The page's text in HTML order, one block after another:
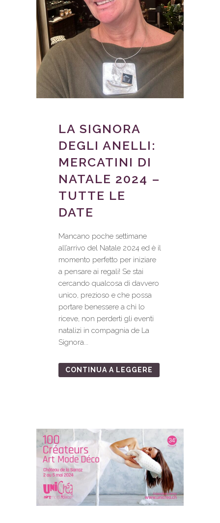
LA SIGNORA
DEGLI ANELLI:
MERCATINI DI
NATALE 2024 –
TUTTE LE
DATE
Mancano poche settimane
all’arrivo del Natale 2024 ed è il
momento perfetto per iniziare
a pensare ai regali! Se stai
cercando qualcosa di davvero
unico, prezioso e che possa
portare benessere a chi lo
riceve, non perderti gli eventi
natalizi in compagnia de La
Signora...
CONTINUA A LEGGERE